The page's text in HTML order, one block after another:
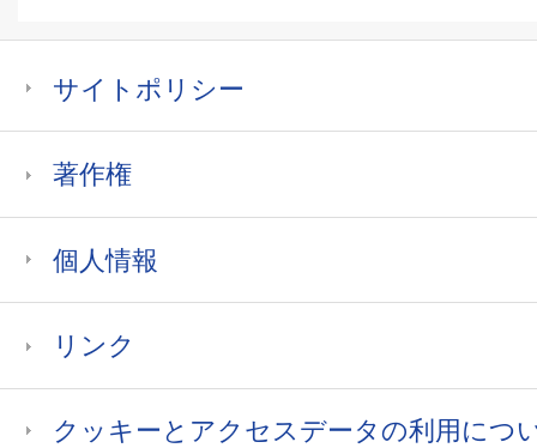
サイトポリシー
著作権
個人情報
リンク
クッキーとアクセスデータの利用につ